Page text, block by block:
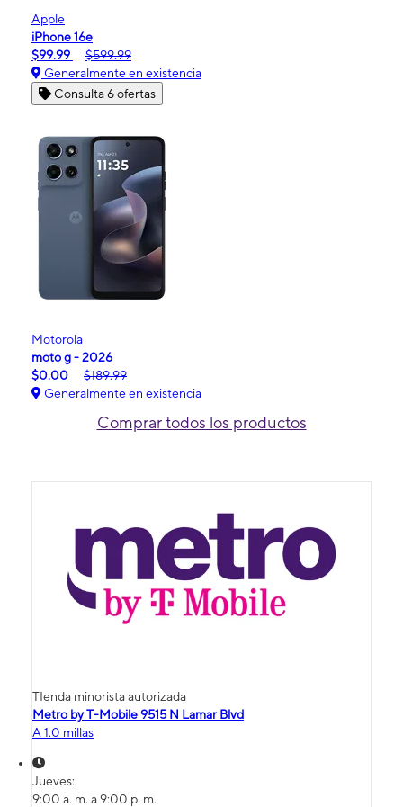
Apple
iPhone 16e
$99.99
$599.99
Generalmente en existencia
Consulta 6 ofertas
Motorola
moto g - 2026
$0.00
$189.99
Generalmente en existencia
Comprar todos los productos
TIenda minorista autorizada
Metro by T-Mobile 9515 N Lamar Blvd
A 1.0 millas
Jueves:
9:00 a. m. a 9:00 p. m.